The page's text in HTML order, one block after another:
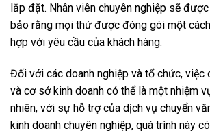
lắp đặt. Nhân viên chuyên nghiệp sẽ
bảo rằng mọi thứ được đóng gói một
hợp với yêu cầu của khách hàng.
Đối với các doanh nghiệp và tổ chức, việc
và cơ sở kinh doanh có thể là một nhiệm
nhiên, với sự hỗ trợ của dịch vụ chuyển
kinh doanh chuyên nghiệp, quá trình này